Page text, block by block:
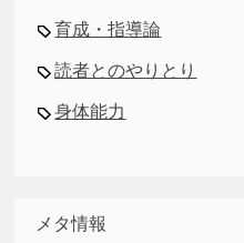
育成・指導論
読者とのやりとり
身体能力
メタ情報